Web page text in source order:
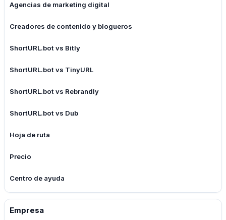
Agencias de marketing digital
Creadores de contenido y blogueros
ShortURL.bot vs Bitly
ShortURL.bot vs TinyURL
ShortURL.bot vs Rebrandly
ShortURL.bot vs Dub
Hoja de ruta
Precio
Centro de ayuda
Empresa